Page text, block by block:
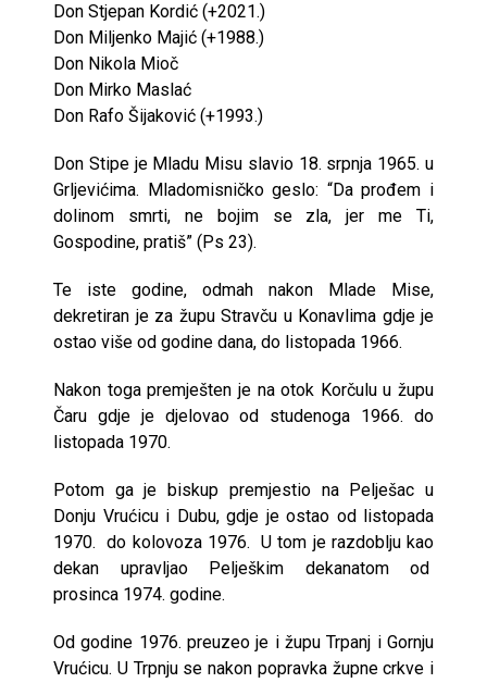
Don Stjepan Kordić (+2021.)
Don Miljenko Majić (+1988.)
Don Nikola Mioč
Don Mirko Maslać
Don Rafo Šijaković (+1993.)
Don Stipe je Mladu Misu slavio 18. srpnja 1965. u
Grljevićima. Mladomisničko geslo: “Da prođem i
dolinom smrti, ne bojim se zla, jer me Ti,
Gospodine, pratiš” (Ps 23).
Te iste godine, odmah nakon Mlade Mise,
dekretiran je za župu Stravču u Konavlima gdje je
ostao više od godine dana, do listopada 1966.
Nakon toga premješten je na otok Korčulu u župu
Čaru gdje je djelovao od studenoga 1966. do
listopada 1970.
Potom ga je biskup premjestio na Pelješac u
Donju Vrućicu i Dubu, gdje je ostao od listopada
1970. do kolovoza 1976. U tom je razdoblju kao
dekan upravljao Pelješkim dekanatom od
prosinca 1974. godine.
Od godine 1976. preuzeo je i župu Trpanj i Gornju
Vrućicu. U Trpnju se nakon popravka župne crkve i